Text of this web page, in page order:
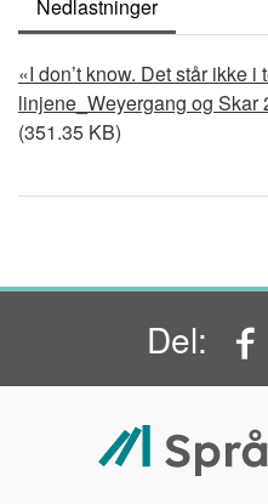
Nedlastninger
Document
«I don’t know. Det står ikke
linjene_Weyergang og Skar
(351.35 KB)
Del: